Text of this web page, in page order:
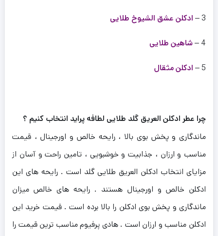
3 – ادکلن عشق الشیوخ طلایی
4 – شاهین طلایی
5 – ادکلن مثقال
چرا عطر ادکلن العریق گلد طلایی لطافه پراید انتخاب کنیم ؟
ماندگاری و پخش بوی بالا ، رایحه خالص و اورجینال ، قیمت
مناسب و ارزان ، جذابیت و خوشبویی ، تامین راحت و آسان از
مزایای انتخاب ادکلن العریق طلایی گلد است . رایحه های این
ادکلن خالص و اورجینال هستند . رایحه های خالص میزان
ماندگاری و پخش بوی ادکلن را بالا برده است . قیمت خرید این
ادکلن مناسب و ارزان است . هادی پرفیوم مناسب ترین قیمت را